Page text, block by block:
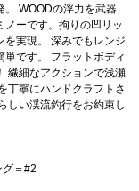
。 WOODの浮力を武器
ーです。拘りの凹リッ
を実現。 深みでもレンジ
です。 フラットボディ
繊細なアクションで浅瀬
丁寧にハンドクラフトさ
しい渓流釣行をお約束し
＝#2